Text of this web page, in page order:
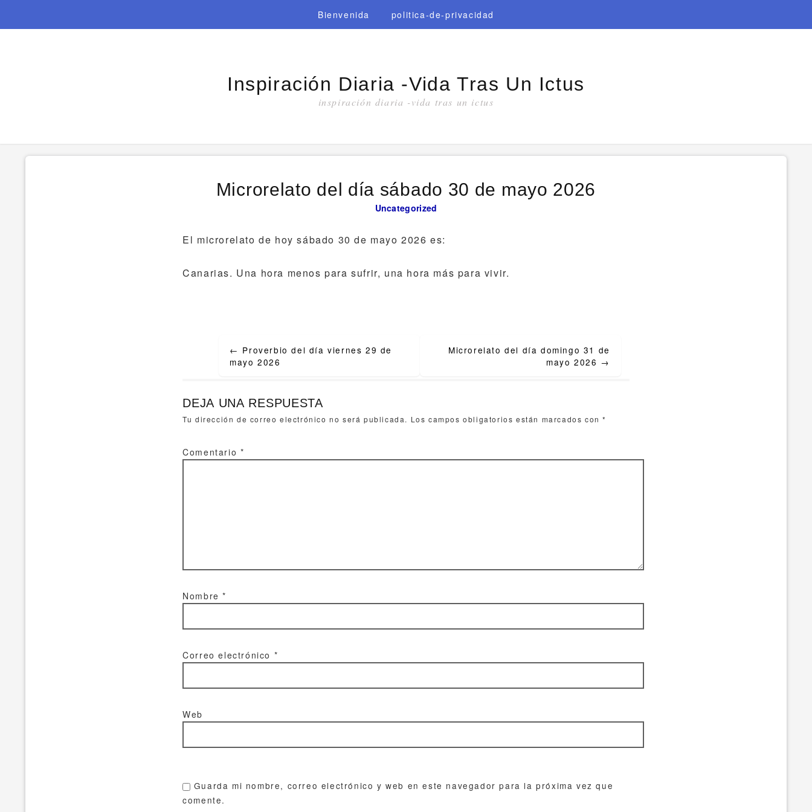
Bienvenida politica-de-privacidad
Inspiración Diaria -vida Tras Un Ictus
inspiración diaria -vida tras un ictus
Microrelato del día sábado 30 de mayo 2026
Uncategorized
El microrelato de hoy sábado 30 de mayo 2026 es:
Canarias. Una hora menos para sufrir, una hora más para vivir.
navigation
← Proverbio del día viernes 29 de
mayo 2026
Microrelato del día domingo 31 de
mayo 2026 →
DEJA UNA RESPUESTA
Tu dirección de correo electrónico no será publicada. Los campos obligatorios están marcados con*
Comentario *
Nombre*
Correo electrónico *
Web
Guarda mi nombre, correo electrónico y web en este navegador para la próxima vez que
comente.